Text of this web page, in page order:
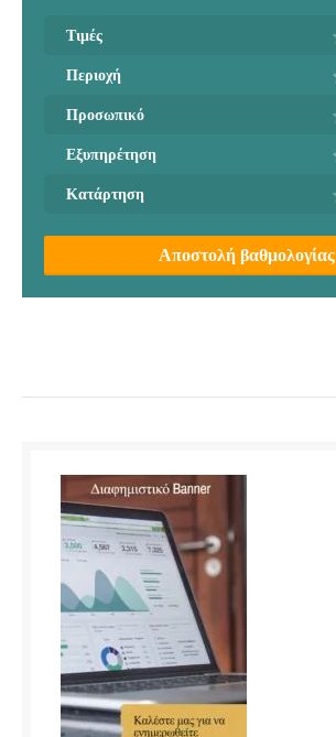
Τιμές
Περιοχή
Προσωπικό
Εξυπηρέτηση
Κατάρτηση
Αποστολή βαθμολογίας